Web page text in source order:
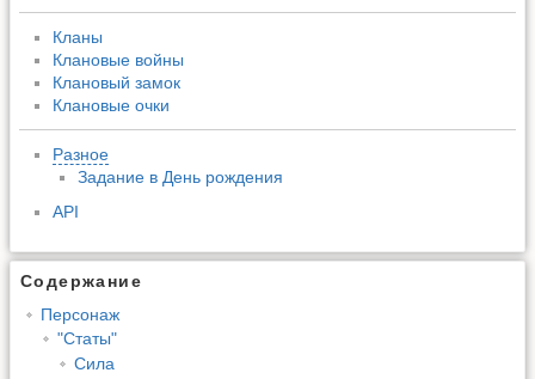
Кланы
Клановые войны
Клановый замок
Клановые очки
Разное
Задание в День рождения
API
Содержание
Персонаж
"Статы"
Сила